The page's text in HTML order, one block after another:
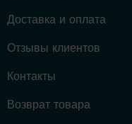
Доставка и оплата
Отзывы клиентов
Контакты
Возврат товара